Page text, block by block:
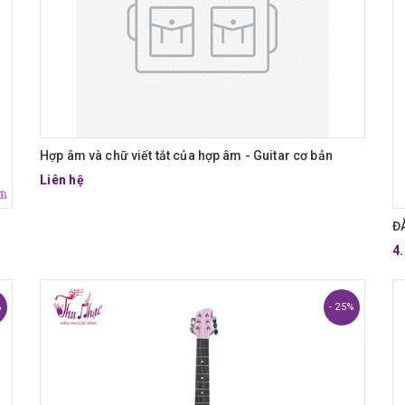
Hợp âm và chữ viết tắt của hợp âm - Guitar cơ bản
Liên hệ
- 25%